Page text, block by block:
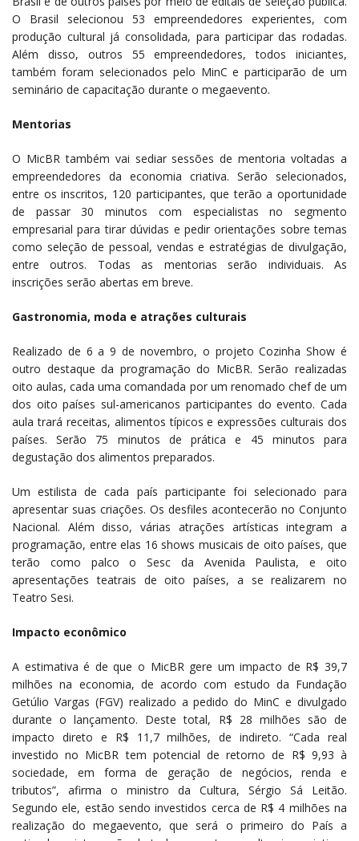
O Brasil selecionou 53 empreendedores experientes, com
produção cultural já consolidada, para participar das rodadas.
Além disso, outros 55 empreendedores, todos iniciantes,
também foram selecionados pelo MinC e participarão de um
seminário de capacitação durante o megaevento.
Mentorias
O MicBR também vai sediar sessões de mentoria voltadas a
empreendedores da economia criativa. Serão selecionados,
entre os inscritos, 120 participantes, que terão a oportunidade
de passar 30 minutos com especialistas no segmento
empresarial para tirar dúvidas e pedir orientações sobre temas
como seleção de pessoal, vendas e estratégias de divulgação,
entre outros. Todas as mentorias serão individuais. As
inscrições serão abertas em breve.
Gastronomia, moda e atrações culturais
Realizado de 6 a 9 de novembro, o projeto Cozinha Show é
outro destaque da programação do MicBR. Serão realizadas
oito aulas, cada uma comandada por um renomado chef de um
dos oito países sul-americanos participantes do evento. Cada
aula trará receitas, alimentos típicos e expressões culturais dos
países. Serão 75 minutos de prática e 45 minutos para
degustação dos alimentos preparados.
Um estilista de cada país participante foi selecionado para
apresentar suas criações. Os desfiles acontecerão no Conjunto
Nacional. Além disso, várias atrações artísticas integram a
programação, entre elas 16 shows musicais de oito países, que
terão como palco o Sesc da Avenida Paulista, e oito
apresentações teatrais de oito países, a se realizarem no
Teatro Sesi.
Impacto econômico
A estimativa é de que o MicBR gere um impacto de R$ 39,7
milhões na economia, de acordo com estudo da Fundação
Getúlio Vargas (FGV) realizado a pedido do MinC e divulgado
durante o lançamento. Deste total, R$ 28 milhões são de
impacto direto e R$ 11,7 milhões, de indireto. “Cada real
investido no MicBR tem potencial de retorno de R$ 9,93 à
sociedade, em forma de geração de negócios, renda e
tributos”, afirma o ministro da Cultura, Sérgio Sá Leitão.
Segundo ele, estão sendo investidos cerca de R$ 4 milhões na
realização do megaevento, que será o primeiro do País a